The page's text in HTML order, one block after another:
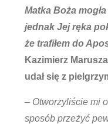
Matka Boża
jednak Jej ręka
że trafiłem do
Kazimierz
udał się z
– Otworzyliście mi
sposób przeżyć